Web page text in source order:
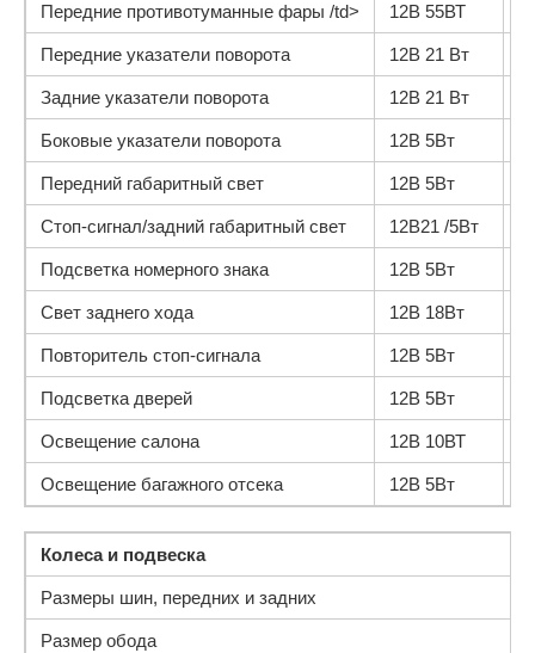
Передние противотуманные фары /td> 12В 55ВТ
Передние указатели поворота 12В 21 Вт
Задние указатели поворота 12В 21 Вт
Боковые указатели поворота 12В 5Вт
Передний габаритный свет 12В 5Вт
Стоп-сигнал/задний габаритный свет 12В21 /5Вт
Подсветка номерного знака 12В 5Вт
Свет заднего хода 12В 18Вт
Повторитель стоп-сигнала 12В 5Вт
Подсветка дверей 12В 5Вт
Освещение салона 12В 10ВТ
Освещение багажного отсека 12В 5Вт
Колеса и подвеска
Размеры шин, передних и задних
Размер обода